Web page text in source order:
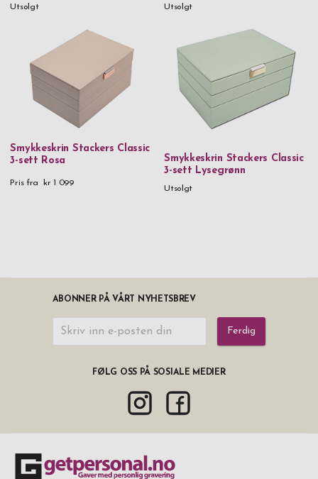
Utsolgt Utsolgt
Smykkeskrin Stackers Classic
3-sett Rosa
Pris fra kr 1 099
Smykkeskrin Stackers Classic
3-sett Lysegrønn
Utsolgt
ABONNER PÅ VÅRT NYHETSBREV
Ferdig
FØLG OSS PÅ SOSIALE MEDIER